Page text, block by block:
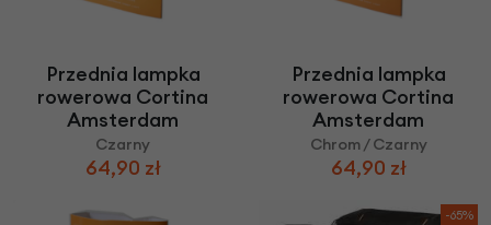
Przednia lampka
rowerowa Cortina
Amsterdam
Czarny
64,90 zł
Przednia lampka
rowerowa Cortina
Amsterdam
Chrom / Czarny
64,90 zł
-65%